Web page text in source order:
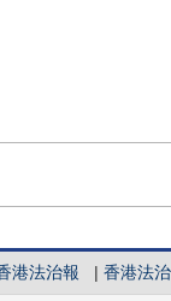
港法治報 | 香港法